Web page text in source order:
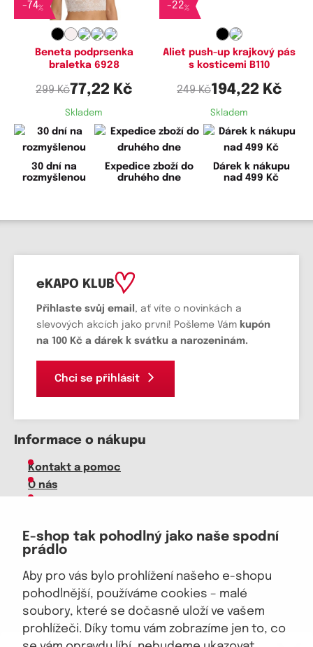
E-shop tak pohodlný jako naše spodní
prádlo
Aby pro vás bylo prohlížení našeho e-shopu
pohodlnější, používáme cookies – malé
soubory, které se dočasně uloží ve vašem
prohlížeči. Díky tomu vám zobrazíme jen to, co
-74%
Beneta podprsenka
braletka 6928
299 Kč77,22 Kč
Skladem
-22%
Aliet push-up krajkový pás
s kosticemi B110
249 Kč194,22 Kč
Skladem
30 dní na
rozmyšlenou
Expedice zboží do
druhého dne
Dárek k nákupu
nad 499 Kč
eKAPO KLUB
Přihlaste svůj email , ať víte o novinkách a
slevových akcích jako první! Pošleme Vám kupón
na 100 Kč a dárek k svátku a narozeninám.
Chci se přihlásit
Informace o nákupu
Kontakt a pomoc
O nás
Velkoobchod
Vrácení zboží, reklamace
Obchodní podmínky
Průvodce spokojené ženy
Staňte se naším fanouškem
eKAPO KLUB